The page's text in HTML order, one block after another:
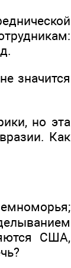
значится
но эта
Как
США,